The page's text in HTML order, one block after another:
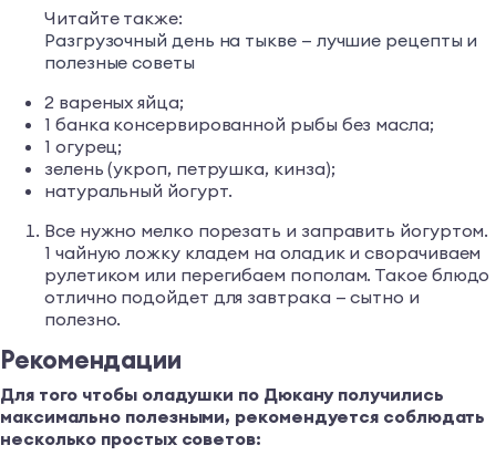
Читайте также:
Разгрузочный день на тыкве — лучшие рецепты и
полезные советы
2 вареных яйца;
1 банка консервированной рыбы без масла;
1 огурец;
зелень (укроп, петрушка, кинза);
натуральный йогурт.
Все нужно мелко порезать и заправить йогуртом.
1 чайную ложку кладем на оладик и сворачиваем
рулетиком или перегибаем пополам. Такое блюдо
отлично подойдет для завтрака — сытно и
полезно.
Рекомендации
Для того чтобы оладушки по Дюкану получились
максимально полезными, рекомендуется соблюдать
несколько простых советов: